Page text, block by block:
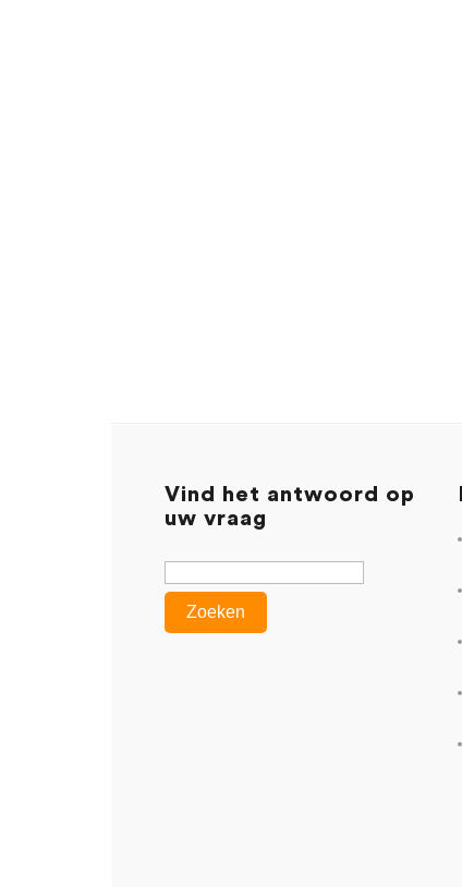
Vind het antwoord op
uw vraag